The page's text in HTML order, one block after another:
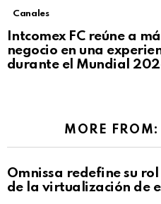
Canales
Intcomex FC reúne a
negocio en una
durante el Mundial
MORE FROM:
Omnissa redefine su
de la virtualización de